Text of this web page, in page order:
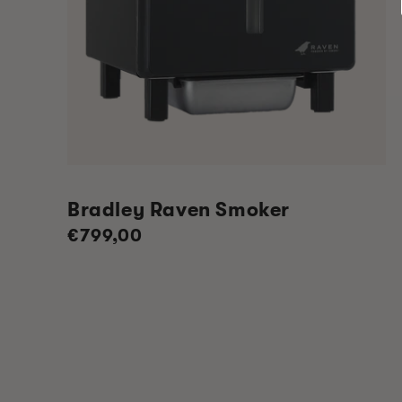
Bradley Raven Smoker
Normaler
€799,00